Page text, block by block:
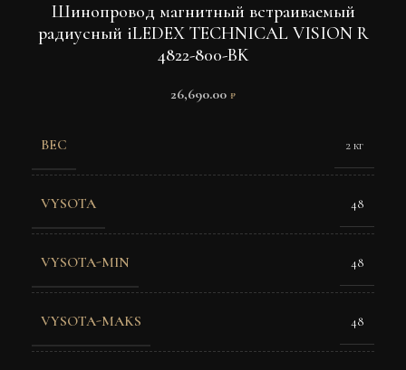
Шинопровод магнитный встраиваемый
радиусный iLEDEX TECHNICAL VISION R
4822-800-BK
26,690.00 ₽
ВЕС 2 кг
VYSOTA 48
VYSOTA-MIN 48
VYSOTA-MAKS 48